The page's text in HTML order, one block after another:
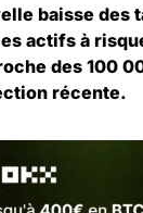
baisse des
actifs à
des 100
récente.